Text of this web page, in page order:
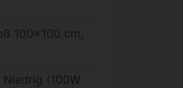
100x100 cm,
(100W